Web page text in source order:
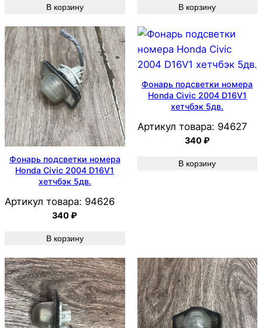
В корзину В корзину
Фонарь подсветки номера
Honda Civic 2004 D16V1
хетчбэк 5дв.
Артикул товара: 94626
340₽
В корзину
Фонарь подсветки номера
Honda Civic 2004 D16V1
хетчбэк 5дв.
Артикул товара: 94627
340₽
В корзину